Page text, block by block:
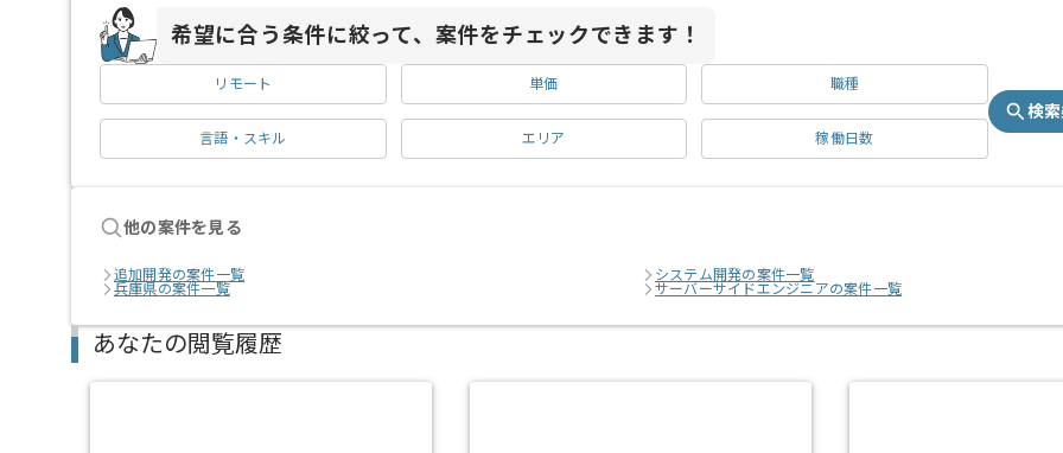
希望に合う条件に絞って、案件をチェックできます！
リモート 単価 職種
言語・スキル エリア 稼働日数
検
他の案件を見る
追加開発の案件一覧
システム開発の案件一覧
兵庫県の案件一覧
サーバーサイドエンジニアの案件一覧
あなたの閲覧履歴